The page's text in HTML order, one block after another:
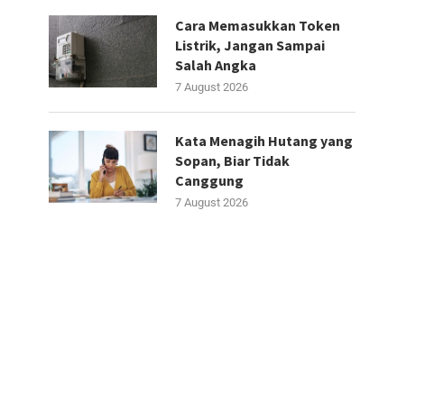
Cara Memasukkan Token
Listrik, Jangan Sampai
Salah Angka
7 August 2026
Kata Menagih Hutang yang
Sopan, Biar Tidak
Canggung
7 August 2026